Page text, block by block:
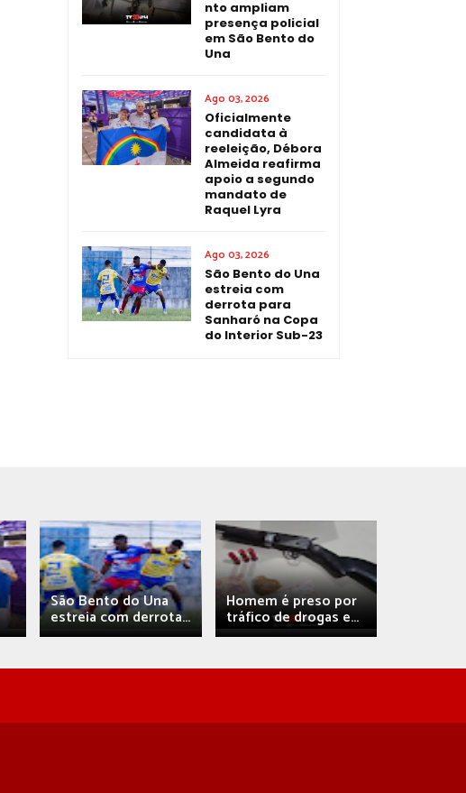
nto ampliam
presença policial
em São Bento do
Una
Ago 03, 2026
Oficialmente
candidata à
reeleição, Débora
Almeida reafirma
apoio a segundo
mandato de
Raquel Lyra
Ago 03, 2026
São Bento do Una
estreia com
derrota para
Sanharó na Copa
do Interior Sub-23
São Bento do Una
estreia com derrota...
Homem é preso por
tráfico de drogas e...